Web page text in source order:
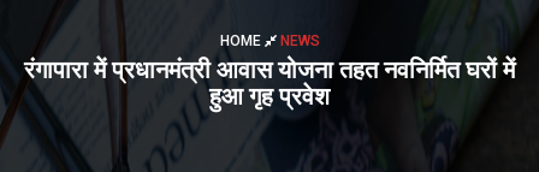
HOME NEWS
रंगापारा में प्रधानमंत्री आवास योजना तहत नवनिर्मित घरों में
हुआ गृह प्रवेश